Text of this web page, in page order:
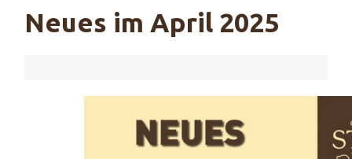
Neues im April 2025